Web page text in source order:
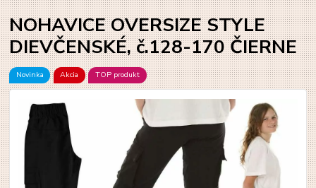
NOHAVICE OVERSIZE STYLE
DIEVČENSKÉ, č.128-170 ČIERNE
Novinka Akcia TOP produkt